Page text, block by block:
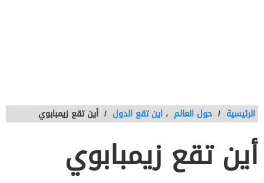
الرئيسية / حول العالم ، اين تقع الدول / أين تقع زيمبابوي
أين تقع زيمبابوي